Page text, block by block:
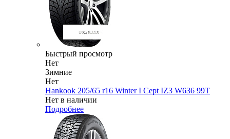
Быстрый просмотр
Нет
Зимние
Нет
Hankook 205/65 r16 Winter I Cept IZ3 W636 99T
Нет в наличии
Подробнее